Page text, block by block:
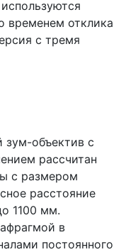
временем отклика
с тремя
зум-объектив c
рассчитан
с размером
расстояние
1100 мм.
в
постоянного